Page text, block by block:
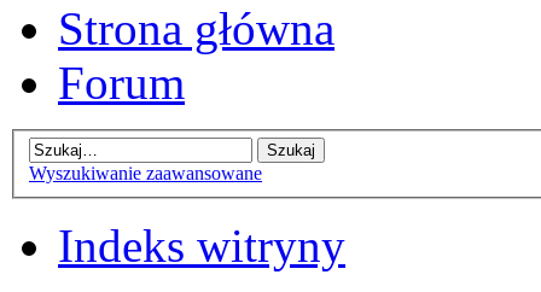
Strona główna
Forum
Wyszukiwanie zaawansowane
Indeks witryny